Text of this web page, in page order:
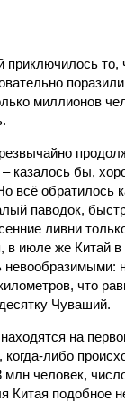
то,
миллионов
казалось бы,
всё обратилось
паводок,
ливни
в июле же Китай
что
Чуваший.
на
либо
млн человек,
подобное